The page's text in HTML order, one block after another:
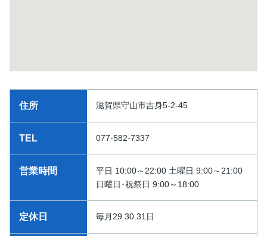
住所 滋賀県守山市吉身5-2-45
TEL 077-582-7337
営業時間
平日 10:00～22:00 土曜日 9:00～21:00
日曜日･祝祭日 9:00～18:00
定休日 毎月29.30.31日